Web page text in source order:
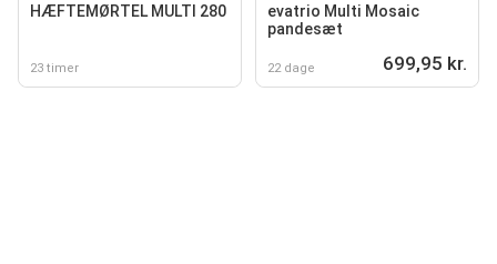
HÆFTEMØRTEL MULTI 280
23 timer
evatrio Multi Mosaic
pandesæt
22 dage 699,95 kr.